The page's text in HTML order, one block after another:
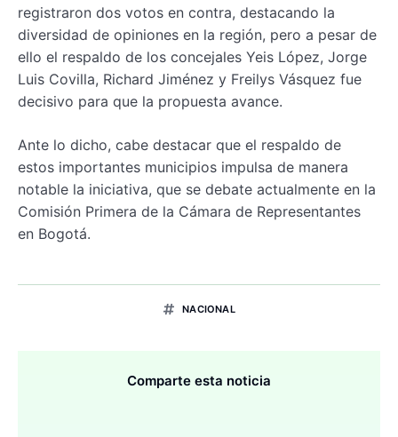
registraron dos votos en contra, destacando la
diversidad de opiniones en la región, pero a pesar de
ello el respaldo de los concejales Yeis López, Jorge
Luis Covilla, Richard Jiménez y Freilys Vásquez fue
decisivo para que la propuesta avance.
Ante lo dicho, cabe destacar que el respaldo de
estos importantes municipios impulsa de manera
notable la iniciativa, que se debate actualmente en la
Comisión Primera de la Cámara de Representantes
en Bogotá.
NACIONAL
Comparte esta noticia